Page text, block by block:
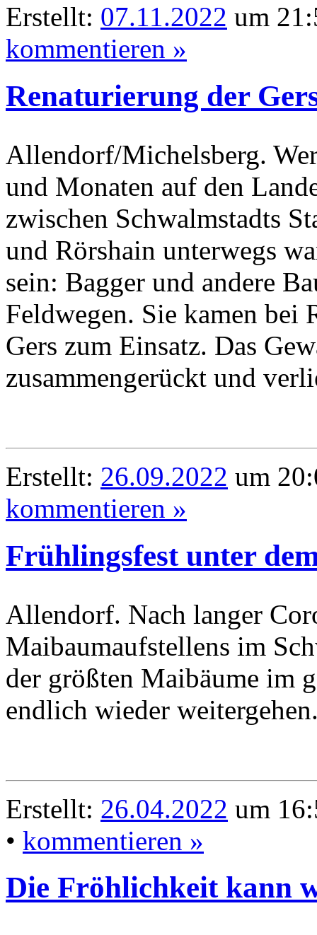
Erstellt: 07.11.2022 um
kommentieren »
Renaturierung der
Allendorf/Michelsberg.
und Monaten auf den
zwischen Schwalmstadts
und Rörshain unterwegs
sein: Bagger und andere
Feldwegen. Sie kamen bei
Gers zum Einsatz. Das
zusammengerückt und
Erstellt: 26.09.2022 um
kommentieren »
Frühlingsfest unter
Allendorf. Nach langer
Maibaumaufstellens im
der größten Maibäume im
endlich wieder
Erstellt: 26.04.2022 um
• kommentieren »
Die Fröhlichkeit kann